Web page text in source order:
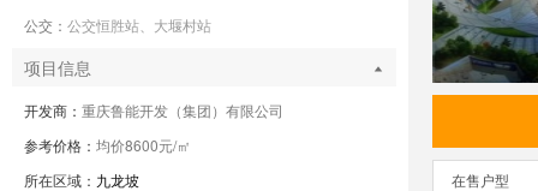
公交： 公交恒胜站、大堰村站
项目信息
开发商： 重庆鲁能开发（集团）有限公司
参考价格： 均价8600元/㎡
所在区域： 九龙坡
在售户型